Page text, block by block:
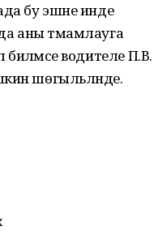
бу эшне инде
аны тәмамлауга
водителе П.В.
шөгыльләнде.